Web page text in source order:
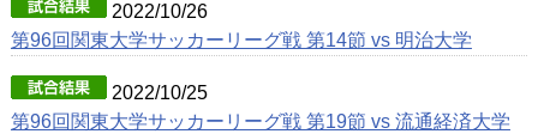
2022/10/26
第96回関東大学サッカーリーグ戦 第14節 vs 明治大学
2022/10/25
第96回関東大学サッカーリーグ戦 第19節 vs 流通経済大学